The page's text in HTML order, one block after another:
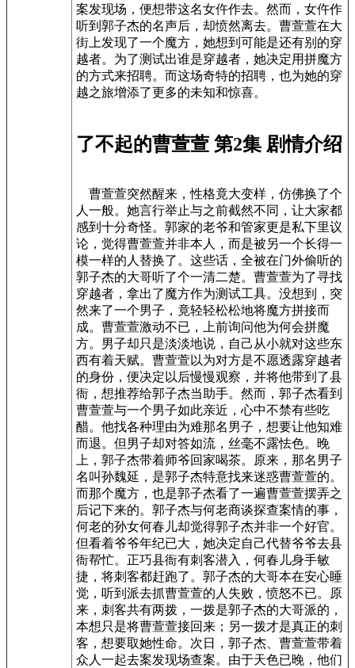
案发现场，便想带这名女仵作去。然而，女仵作
听到郭子杰的名声后，却愤然离去。曹萱萱在大
街上发现了一个魔方，她想到可能是还有别的穿
越者。为了测试出谁是穿越者，她决定用拼魔方
的方式来招聘。而这场奇特的招聘，也为她的穿
越之旅增添了更多的未知和惊喜。
了不起的曹萱萱 第2集 剧情介绍
曹萱萱突然醒来，性格竟大变样，仿佛换了个
人一般。她言行举止与之前截然不同，让大家都
感到十分奇怪。郭家的老爷和管家更是私下里议
论，觉得曹萱萱并非本人，而是被另一个长得一
模一样的人替换了。这些话，全被在门外偷听的
郭子杰的大哥听了个一清二楚。曹萱萱为了寻找
穿越者，拿出了魔方作为测试工具。没想到，突
然来了一个男子，竟轻轻松松地将魔方拼接而
成。曹萱萱激动不已，上前询问他为何会拼魔
方。男子却只是淡淡地说，自己从小就对这些东
西有着天赋。曹萱萱以为对方是不愿透露穿越者
的身份，便决定以后慢慢观察，并将他带到了县
衙，想推荐给郭子杰当助手。然而，郭子杰看到
曹萱萱与一个男子如此亲近，心中不禁有些吃
醋。他找各种理由为难那名男子，想要让他知难
而退。但男子却对答如流，丝毫不露怯色。晚
上，郭子杰带着师爷回家喝茶。原来，那名男子
名叫孙魏延，是郭子杰特意找来迷惑曹萱萱的。
而那个魔方，也是郭子杰看了一遍曹萱萱摆弄之
后记下来的。郭子杰与何老商谈探查案情的事，
何老的孙女何春儿却觉得郭子杰并非一个好官。
但看着爷爷年纪已大，她决定自己代替爷爷去县
衙帮忙。正巧县衙有刺客潜入，何春儿身手敏
捷，将刺客都赶跑了。郭子杰的大哥本在安心睡
觉，听到派去抓曹萱萱的人失败，愤怒不已。原
来，刺客共有两拨，一拨是郭子杰的大哥派的，
本想只是将曹萱萱接回来；另一拨才是真正的刺
客，想要取她性命。次日，郭子杰、曹萱萱带着
众人一起去案发现场查案。由于天色已晚，他们